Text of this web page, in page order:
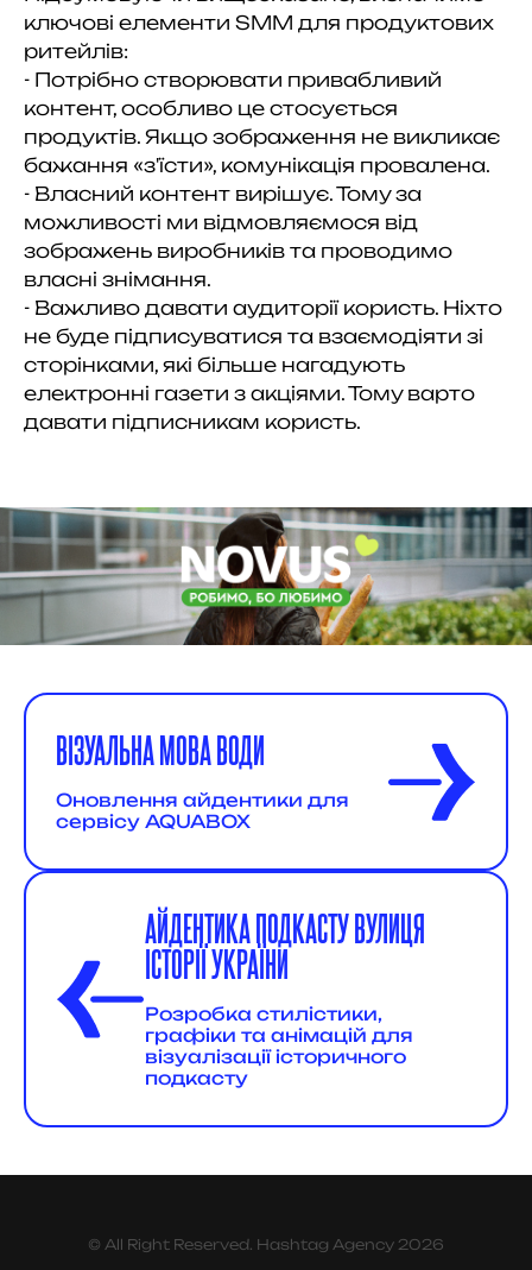
ключові елементи SMM для продуктових
ритейлів:
- Потрібно створювати привабливий
контент, особливо це стосується
продуктів. Якщо зображення не викликає
бажання «з'їсти», комунікація провалена.
- Власний контент вирішує. Тому за
можливості ми відмовляємося від
зображень виробників та проводимо
власні знімання.
- Важливо давати аудиторії користь. Ніхто
не буде підписуватися та взаємодіяти зі
сторінками, які більше нагадують
електронні газети з акціями. Тому варто
давати підписникам користь.
АЙДЕНТИКА ПОДКАСТУ ВУЛИЦЯ
ІСТОРІЇ УКРАЇНИ
Розробка стилістики,
графіки та анімацій для
візуалізації історичного
подкасту
ВІЗУАЛЬНА МОВА ВОДИ
Оновлення айдентики для
сервісу AQUABOX
© All Right Reserved. Hashtag Agency 2026